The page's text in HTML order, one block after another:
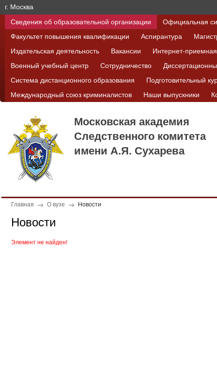
г. Москва
Сведения об образовательной организации
Официальная
Факультет повышения квалификации
Аспирантура
Издательская деятельность
Вакансии
Интернет-приемная
Военный учебный центр
Сотрудничество
Система дистанционного образования
Подготовительный
Международный союз криминалистов
Наши выпускники
Московская академия
Следственного комитета
имени А.Я. Сухарева
Главная О вузе Новости
Новости
Элемент не найден!